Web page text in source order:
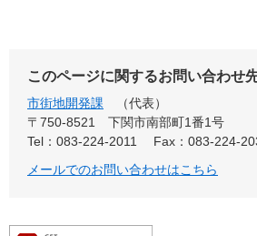
このページに関するお問い合わせ
市街地開発課
代表
〒750-8521
下関市南部町1番1号
Tel：083-224-2011
Fax：083-224-
メールでのお問い合わせはこちら